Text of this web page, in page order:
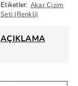
Etiketler: Akar Çizim
Seti (Renkli)
AÇIKLAMA